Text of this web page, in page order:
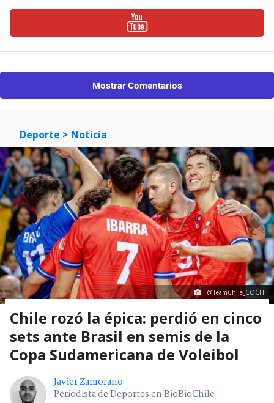
Mostrar Comentarios
Deporte > Noticia
@TeamChile_COCH
Chile rozó la épica: perdió en cinco
sets ante Brasil en semis de la
Copa Sudamericana de Voleibol
Javier Zamorano
Periodista de Deportes en BioBioChile